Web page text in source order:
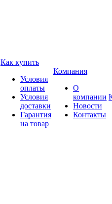
Как купить
Условия
оплаты
Условия
доставки
Гарантия
на товар
Компания
О
компании
Новости
Контакты